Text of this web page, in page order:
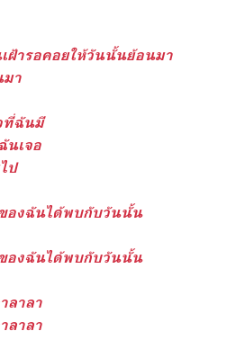
ฝ้ารอคอยให้วันนั้นย้อนมา
มา
ที่ฉันมี
นเจอ
ป
องฉันได้พบกับวันนั้น
องฉันได้พบกับวันนั้น
ลาลา
ลาลา